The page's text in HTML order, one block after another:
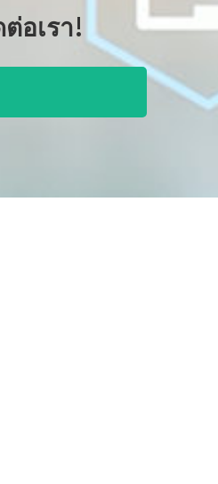
อเรา!